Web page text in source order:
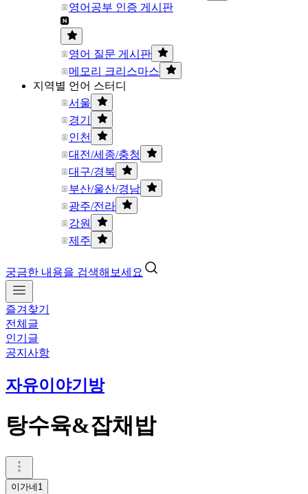
영어공부 인증 게시판
영어 질문 게시판
메모리 크리스마스
지역별 언어 스터디
서울
경기
인천
대전/세종/충청
대구/경북
부산/울산/경남
광주/전라
강원
제주
궁금한 내용을 검색해보세요
즐겨찾기
전체글
인기글
공지사항
자유이야기방
탕수육&잡채밥
이가네1